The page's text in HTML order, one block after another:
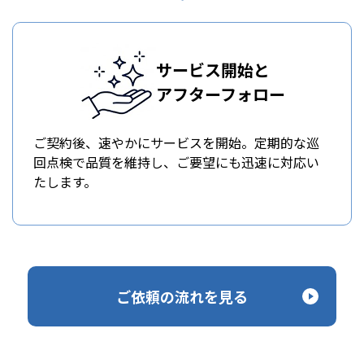
サービス開始と
アフターフォロー
ご契約後、速やかにサービスを開始。定期的な巡
回点検で品質を維持し、ご要望にも迅速に対応い
たします。
ご依頼の流れを見る